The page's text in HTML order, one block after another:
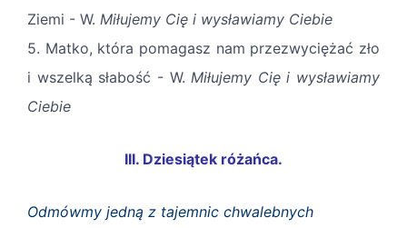
Ziemi - W. Miłujemy Cię i wysławiamy Ciebie
5. Matko, która pomagasz nam przezwyciężać zło
i wszelką słabość - W. Miłujemy Cię i wysławiamy
Ciebie
III. Dziesiątek różańca.
Odmówmy jedną z tajemnic chwalebnych